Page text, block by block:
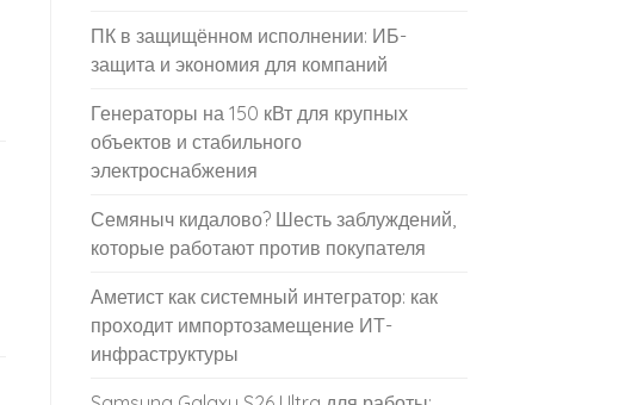
ПК в защищённом исполнении: ИБ-
защита и экономия для компаний
Генераторы на 150 кВт для крупных
объектов и стабильного
электроснабжения
Семяныч кидалово? Шесть заблуждений,
которые работают против покупателя
Аметист как системный интегратор: как
проходит импортозамещение ИТ-
инфраструктуры